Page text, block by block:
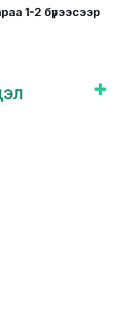
1-2 бүрээсээр